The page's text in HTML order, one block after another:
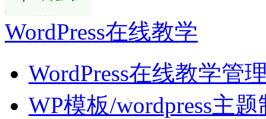
WordPress在线教学
WordPress在线教学管
WP模板/wordpress主